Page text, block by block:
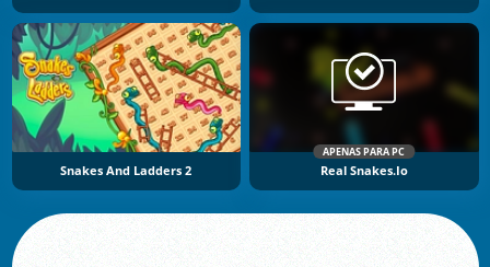
Snakes And Ladders 2
APENAS PARA PC
Real Snakes.io